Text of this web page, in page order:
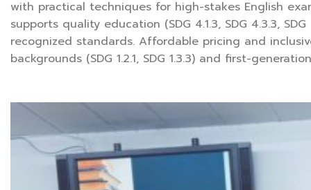
with practical techniques for high-stakes English
supports quality education (SDG 4.1.3, SDG 4.3.3,
recognized standards. Affordable pricing and
backgrounds (SDG 1.2.1, SDG 1.3.3) and first-